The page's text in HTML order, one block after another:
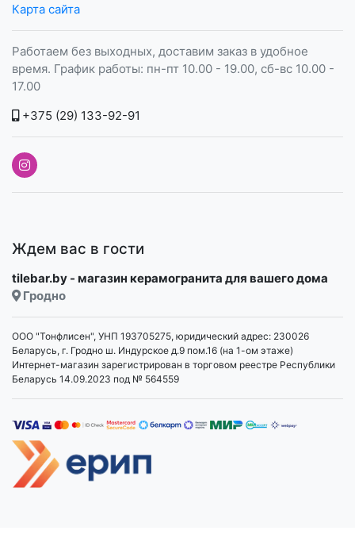
Карта сайта
Работаем без выходных, доставим заказ в удобное
время. График работы: пн-пт 10.00 - 19.00, сб-вс 10.00 -
17.00
+375 (29) 133-92-91
Ждем вас в гости
tilebar.by - магазин керамогранита для вашего дома
Гродно
ООО "Тонфлисен", УНП 193705275, юридический адрес: 230026
Беларусь, г. Гродно ш. Индурское д.9 пом.16 (на 1-ом этаже)
Интернет-магазин зарегистрирован в торговом реестре Республики
Беларусь 14.09.2023 под № 564559